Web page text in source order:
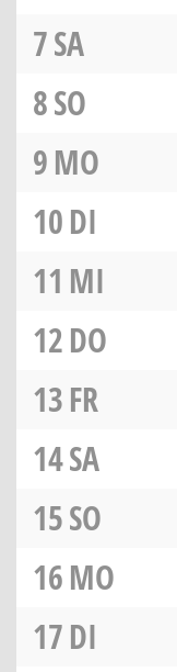
7SA
8SO
9MO
10DI
11 MI
12DO
13FR
14SA
15SO
16MO
17DI